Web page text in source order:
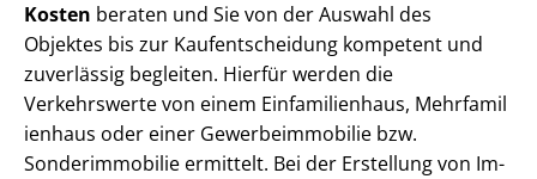
Kosten beraten und Sie von der Auswahl des
Objektes bis zur Kauf­ent­schei­dung kompetent und
zuverlässig begleiten. Hierfür werden die
Verkehrswerte von einem Einfamilienhaus, Mehr­fa­mi­l
i­en­haus oder einer Ge­wer­be­im­mo­bi­lie bzw.
Sonderimmobilie ermittelt. Bei der Erstellung von Im­